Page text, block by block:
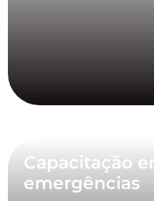
Capacitação
emergências